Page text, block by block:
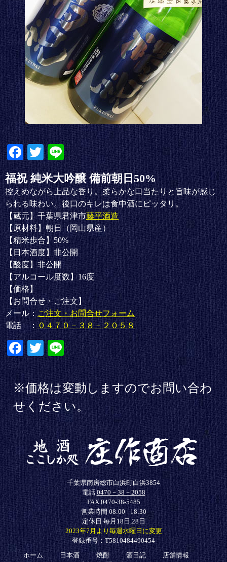
Fa
ce
bo
ok
T
wi
tte
r
Li
ne
福祝 純米大吟醸 備前朝日50%
控えめながら上品な香り。柔らかな口当たりと旨味が感じ
られる味わい。後口のキレは食中酒にピッタリ。
【蔵元】千葉県君津市藤平酒造
【原材料】朝日（岡山県産）
【精米歩合】50%
【日本酒度】非公開
【酸度】非公開
【アルコール度数】16度
【価格】
【お問合せ・ご注文】
メール：ご注文・お問合せフォーム
電話 ： ０４７０－３８－２０５８
Fa
ce
bo
ok
T
wi
tte
r
Li
ne
※価格は変動しますのでお問い合わ
せください。
千葉県南房総市白浜町白浜3854
電話0470－38－2058
FAX 0470-38-5485
営業時間 08:00 - 18:30
定休日 毎月18日,28日
2023年7月より毎週水曜日に変更
登録番号：T5810484490454
ホーム 日本酒 焼酎 酒日記
店舗情報